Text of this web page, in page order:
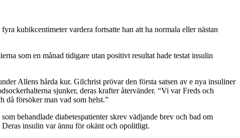
kubikcentimeter vardera fortsatte han att ha normala eller nästan
som en månad tidigare utan positivt resultat hade testat insulin
Allens hårda kur. Gilchrist prövar den första satsen av e nya insuliner
sjunker, deras krafter återvänder. “Vi var Freds och
då försöker man vad som helst.”
behandlade diabetespatienter skrev vädjande brev och bad om
insulin var ännu för okänt och opolitligt.